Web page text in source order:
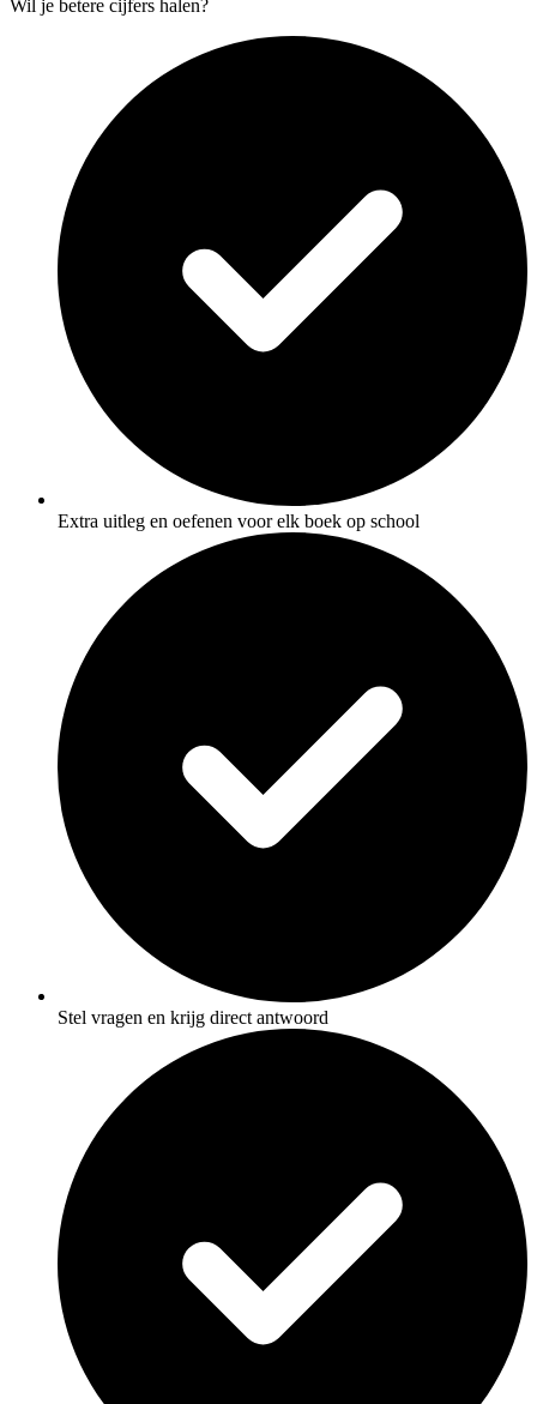
Wil je betere cijfers halen?
Extra uitleg en oefenen voor elk boek op school
Stel vragen en krijg direct antwoord